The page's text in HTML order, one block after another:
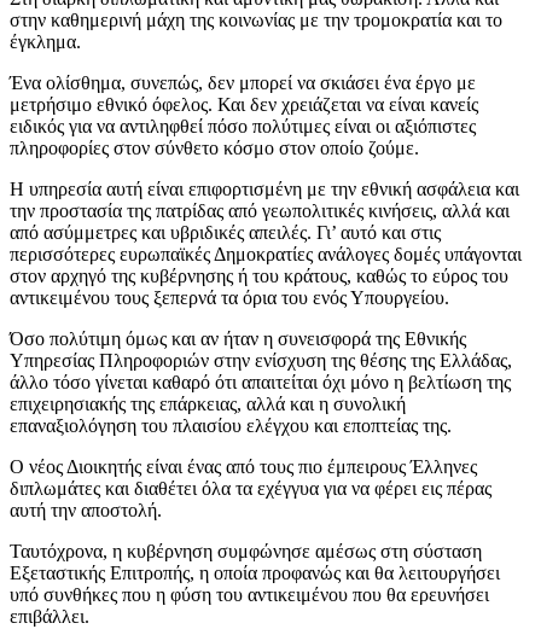
στην καθημερινή μάχη της κοινωνίας με την τρομοκρατία και το
έγκλημα.
Ένα ολίσθημα, συνεπώς, δεν μπορεί να σκιάσει ένα έργο με
μετρήσιμο εθνικό όφελος. Και δεν χρειάζεται να είναι κανείς
ειδικός για να αντιληφθεί πόσο πολύτιμες είναι οι αξιόπιστες
πληροφορίες στον σύνθετο κόσμο στον οποίο ζούμε.
Η υπηρεσία αυτή είναι επιφορτισμένη με την εθνική ασφάλεια και
την προστασία της πατρίδας από γεωπολιτικές κινήσεις, αλλά και
από ασύμμετρες και υβριδικές απειλές. Γι’ αυτό και στις
περισσότερες ευρωπαϊκές Δημοκρατίες ανάλογες δομές υπάγονται
στον αρχηγό της κυβέρνησης ή του κράτους, καθώς το εύρος του
αντικειμένου τους ξεπερνά τα όρια του ενός Υπουργείου.
Όσο πολύτιμη όμως και αν ήταν η συνεισφορά της Εθνικής
Υπηρεσίας Πληροφοριών στην ενίσχυση της θέσης της Ελλάδας,
άλλο τόσο γίνεται καθαρό ότι απαιτείται όχι μόνο η βελτίωση της
επιχειρησιακής της επάρκειας, αλλά και η συνολική
επαναξιολόγηση του πλαισίου ελέγχου και εποπτείας της.
Ο νέος Διοικητής είναι ένας από τους πιο έμπειρους Έλληνες
διπλωμάτες και διαθέτει όλα τα εχέγγυα για να φέρει εις πέρας
αυτή την αποστολή.
Ταυτόχρονα, η κυβέρνηση συμφώνησε αμέσως στη σύσταση
Εξεταστικής Επιτροπής, η οποία προφανώς και θα λειτουργήσει
υπό συνθήκες που η φύση του αντικειμένου που θα ερευνήσει
επιβάλλει.